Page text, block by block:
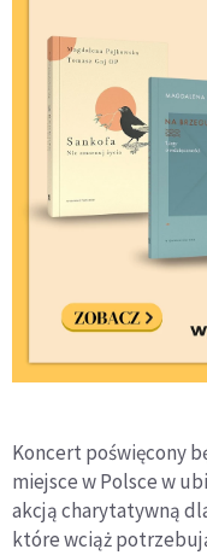
Koncert poświęcony
miejsce w Polsce w
akcją charytatywną
które wciąż